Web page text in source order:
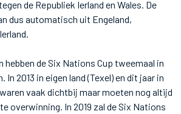
de Republiek Ierland en Wales. De
dus automatisch uit Engeland,
hebben de Six Nations Cup tweemaal in
2013 in eigen land (Texel) en dit jaar in
waren vaak dichtbij maar moeten nog altijd
overwinning. In 2019 zal de Six Nations